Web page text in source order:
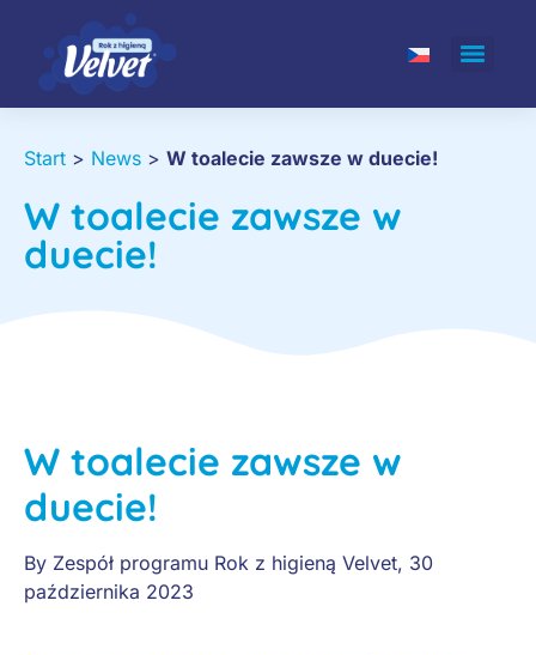
Start > News > W toalecie zawsze w duecie!
W toalecie zawsze w
duecie!
W toalecie zawsze w
duecie!
By Zespół programu Rok z higieną Velvet, 30
października 2023